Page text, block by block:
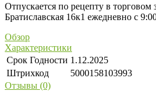
Отпускается по рецепту в торговом
Братиславская 16к1 ежедневно с
Обзор
Характеристики
Срок Годности 1.12.2025
Штрихкод
5000158103993
Отзывы (0)